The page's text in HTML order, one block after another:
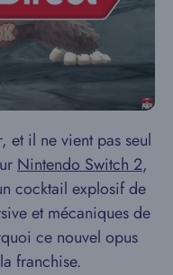
et il ne vient pas seul
Nintendo Switch 2,
cocktail explosif de
et mécaniques de
ce nouvel opus
franchise.